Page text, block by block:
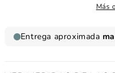
Más